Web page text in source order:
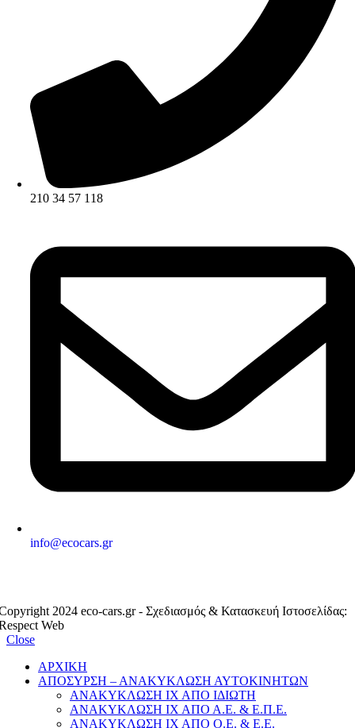
210 34 57 118
info@ecocars.gr
2024 eco-cars.gr - Σχεδιασμός & Κατασκευή Ιστοσελίδας:
Web
Close
ΑΡΧΙΚΗ
ΑΠΟΣΥΡΣΗ – ΑΝΑΚΥΚΛΩΣΗ ΑΥΤΟΚΙΝΗΤΩΝ
ΑΝΑΚΥΚΛΩΣΗ ΙΧ ΑΠΟ ΙΔΙΩΤΗ
ΑΝΑΚΥΚΛΩΣΗ ΙΧ ΑΠΟ Α.Ε. & Ε.Π.Ε.
ΑΝΑΚΥΚΛΩΣΗ ΙΧ ΑΠΟ Ο.Ε. & Ε.Ε.